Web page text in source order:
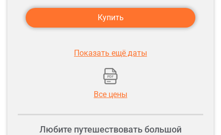
Купить
Показать ещё даты
Все цены
Любите путешествовать большой